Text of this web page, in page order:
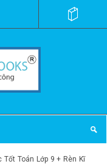
Tốt Toán Lớp 9 + Rèn Kĩ